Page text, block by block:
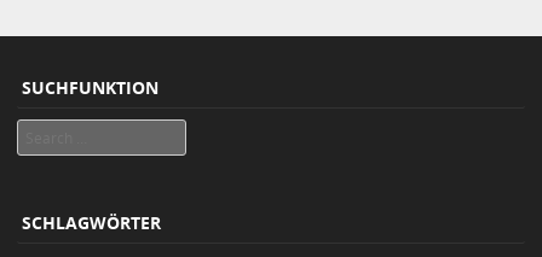
SUCHFUNKTION
SCHLAGWÖRTER